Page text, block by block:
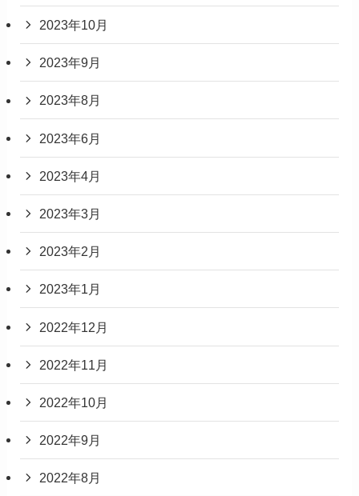
2023年10月
2023年9月
2023年8月
2023年6月
2023年4月
2023年3月
2023年2月
2023年1月
2022年12月
2022年11月
2022年10月
2022年9月
2022年8月